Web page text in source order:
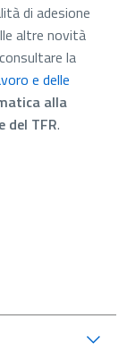
di adesione
altre novità
la
e delle
alla
del TFR.